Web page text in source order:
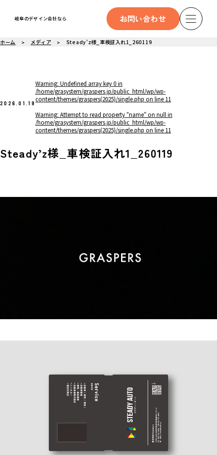
岐阜のデザイン会社なら お問い合わせ
ホーム メディア Steady’z様_車検証入れ1_260119
2026.01.19
Warning: Undefined array key 0 in
/home/grasystem/graspers.jp/public_html/wp/wp-
content/themes/graspers(2025)/single.php on line 11
Warning: Attempt to read property "name" on null in
/home/grasystem/graspers.jp/public_html/wp/wp-
content/themes/graspers(2025)/single.php on line 11
Steady’z様_車検証入れ1_260119